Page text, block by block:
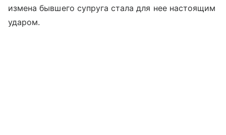
измена бывшего супруга стала для нее настоящим
ударом.